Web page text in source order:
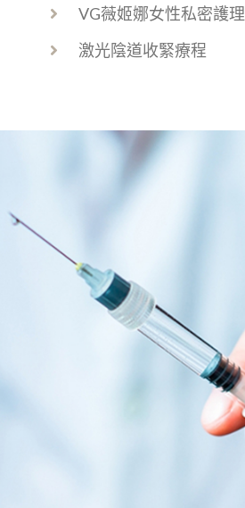
VG薇姬娜女性私密護理
激光陰道收緊療程